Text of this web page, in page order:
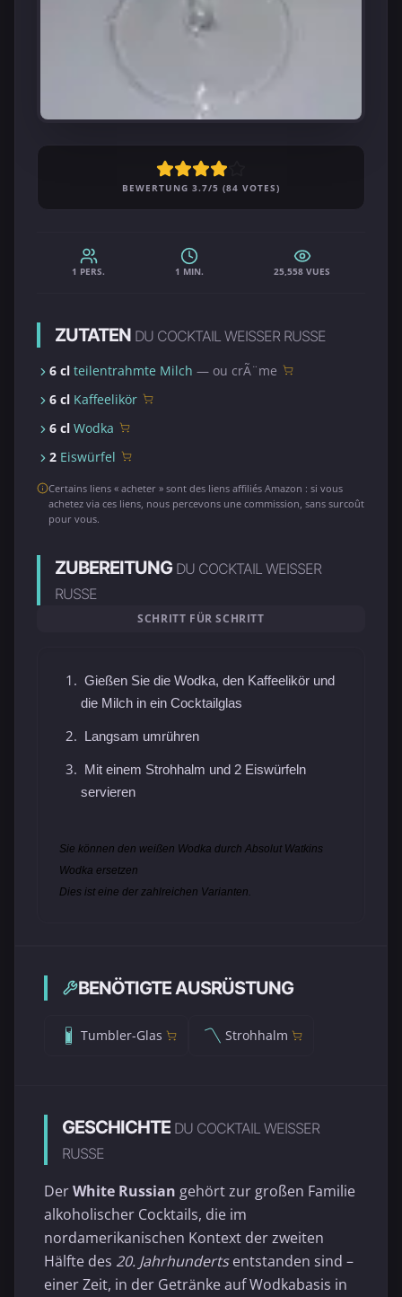
BEWERTUNG 3.7/5 (84 VOTES)
1 PERS. 1 MIN. 25,558 VUES
ZUTATEN DU COCKTAIL WEISSER RUSSE
6 cl teilentrahmte Milch — ou crÃ¨me
6 cl Kaffeelikör
6 cl Wodka
2 Eiswürfel
Certains liens « acheter » sont des liens affiliés Amazon : si vous
achetez via ces liens, nous percevons une commission, sans surcoût
pour vous.
ZUBEREITUNG DU COCKTAIL WEISSER R
USSE
SCHRITT FÜR SCHRITT
Gießen Sie die Wodka, den Kaffeelikör und
die Milch in ein Cocktailglas
Langsam umrühren
Mit einem Strohhalm und 2 Eiswürfeln
servieren
Sie können den weißen Wodka durch Absolut Watkins
Wodka ersetzen
Dies ist eine der zahlreichen Varianten.
BENÖTIGTE AUSRÜSTUNG
Tumbler-Glas Strohhalm
GESCHICHTE DU COCKTAIL WEISSER R
USSE
DerWhite Russian gehört zur großen Familie
alkoholischer Cocktails, die im
nordamerikanischen Kontext der zweiten
Hälfte des 20. Jahrhundertsentstanden sind –
einer Zeit, in der Getränke auf Wodkabasis in